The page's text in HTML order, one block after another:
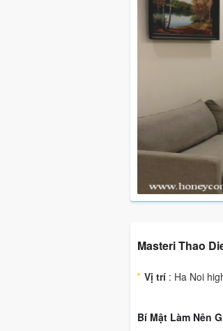
Masteri Thao
Vị trí : Ha Noi
Bí Mật Làm Nên